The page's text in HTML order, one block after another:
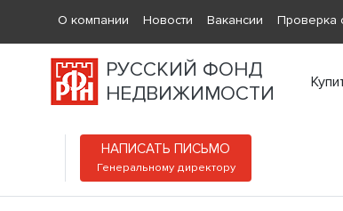
О компании Новости Вакансии Проверка
РУССКИЙ ФОНД
НЕДВИЖИМОСТИ
НАПИСАТЬ ПИСЬМО
Генеральному директору